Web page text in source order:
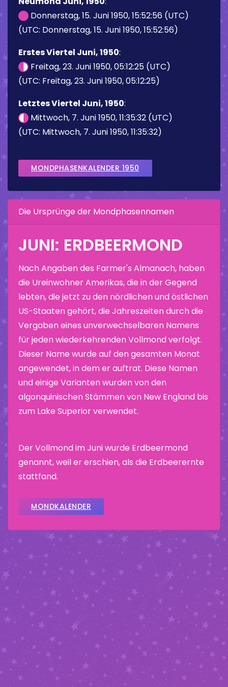
Donnerstag, 15. Juni 1950, 15:52:56 (UTC)
(UTC: Donnerstag, 15. Juni 1950, 15:52:56)
Erstes Viertel Juni, 1950:
Freitag, 23. Juni 1950, 05:12:25 (UTC)
(UTC: Freitag, 23. Juni 1950, 05:12:25)
Letztes Viertel Juni, 1950:
Mittwoch, 7. Juni 1950, 11:35:32 (UTC)
(UTC: Mittwoch, 7. Juni 1950, 11:35:32)
MONDPHASENKALENDER 1950
Die Ursprünge der Mondphasennamen
JUNI: ERDBEERMOND
Nach Angaben des Farmer's Almanach, haben
die Ureinwohner Amerikas, die in der Gegend
lebten, die jetzt zu den nördlichen und östlichen
US-Staaten gehört, die Jahreszeiten durch die
Vergaben eines unverwechselbaren Namens
für jeden wiederkehrenden Vollmond verfolgt.
Dieser Name wurde auf den gesamten Monat
angewendet, in dem er auftrat. Diese Namen
und einige Varianten wurden von den
algonquinischen Stämmen von New England bis
zum Lake Superior verwendet.
Der Vollmond im Juni wurde Erdbeermond
genannt, weil er erschien, als die Erdbeerernte
stattfand.
MONDKALENDER